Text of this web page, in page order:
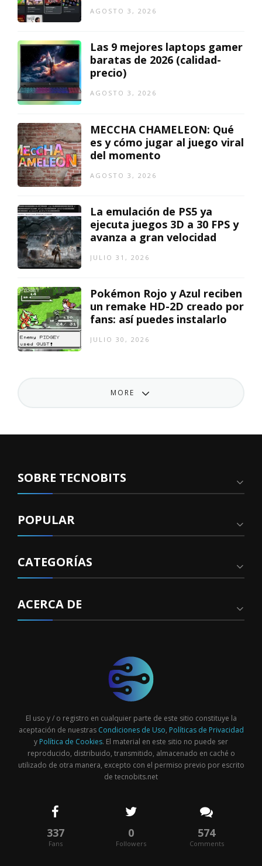
AGOSTO 3, 2026
Las 9 mejores laptops gamer
baratas de 2026 (calidad-
precio)
AGOSTO 3, 2026
MECCHA CHAMELEON: Qué
es y cómo jugar al juego viral
del momento
AGOSTO 3, 2026
La emulación de PS5 ya
ejecuta juegos 3D a 30 FPS y
avanza a gran velocidad
JULIO 31, 2026
Pokémon Rojo y Azul reciben
un remake HD-2D creado por
fans: así puedes instalarlo
JULIO 30, 2026
MORE
SOBRE TECNOBITS
POPULAR
CATEGORÍAS
ACERCA DE
El uso y / o registro en cualquier parte de este sitio constituye la
aceptación de nuestras Condiciones de Uso, Políticas de Privacidad
y Política de Cookies. El material en este sitio no puede ser
reproducido, distribuido, transmitido, almacenado en caché o
utilizado de otra manera, excepto con el permiso previo por escrito
de tecnobits.net
337
Fans
0
Followers
574
Comments